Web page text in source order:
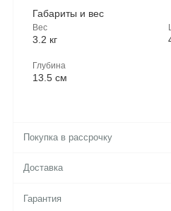
Габариты и вес
Вес
3.2 кг
Глубина
13.5 см
Покупка в рассрочку
Доставка
Гарантия